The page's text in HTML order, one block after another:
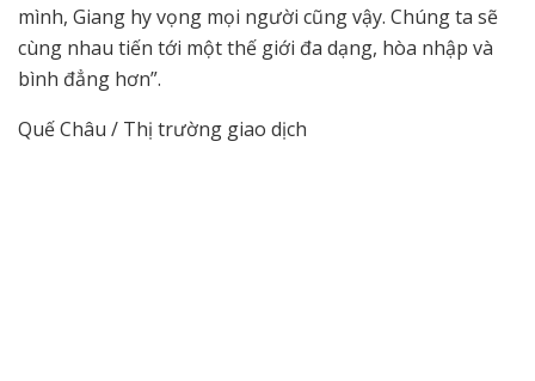
mình, Giang hy vọng mọi người cũng vậy. Chúng ta sẽ
cùng nhau tiến tới một thế giới đa dạng, hòa nhập và
bình đẳng hơn”.
Quế Châu / Thị trường giao dịch